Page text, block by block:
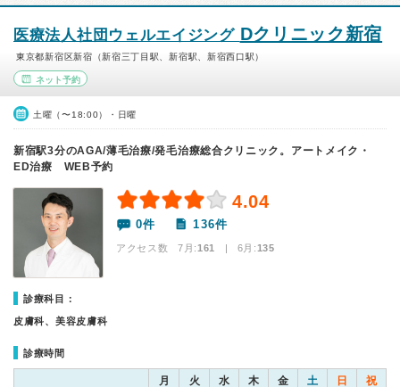
医療法人社団ウェルエイジング Dクリニック新宿
東京都新宿区新宿（新宿三丁目駅、新宿駅、新宿西口駅）
ネット予約
土曜（〜18:00）・日曜
新宿駅3分のAGA/薄毛治療/発毛治療総合クリニック。アートメイク・
ED治療 WEB予約
4.04
0件 136件
アクセス数 7月:161 | 6月:135
診療科目：
皮膚科、美容皮膚科
診療時間
月 火 水 木 金 土 日 祝